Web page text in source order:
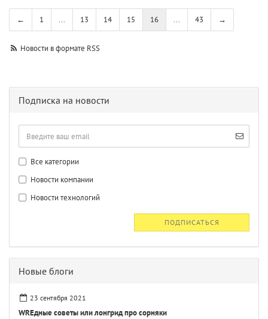
← 1 ... 13 14 15 16 ... 43 →
Новости в формате RSS
Подписка на новости
Все категории
Новости компании
Новости технологий
ПОДПИСАТЬСЯ
Новые блоги
23 сентября 2021
WREдные советы или лонгрид про сорняки